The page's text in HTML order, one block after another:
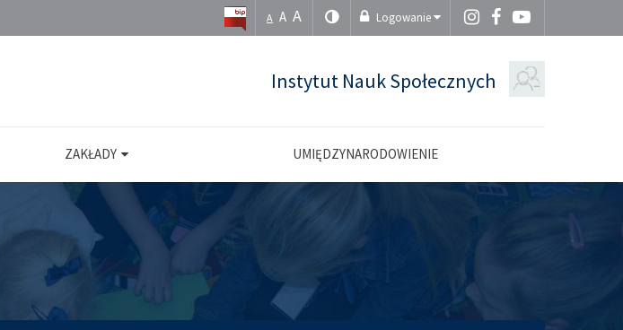
A A A Logowanie
Instytut Nauk Społecznych
ZAKŁADY UMIĘDZYNARODOWIENIE